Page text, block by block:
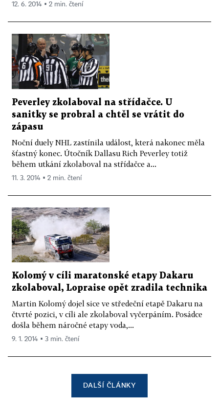
12. 6. 2014 ▪ 2 min. čtení
Peverley zkolaboval na střídačce. U
sanitky se probral a chtěl se vrátit do
zápasu
Noční duely NHL zastínila událost, která nakonec měla
šťastný konec. Útočník Dallasu Rich Peverley totiž
během utkání zkolaboval na střídačce a...
11. 3. 2014 ▪ 2 min. čtení
Kolomý v cíli maratonské etapy Dakaru
zkolaboval, Lopraise opět zradila technika
Martin Kolomý dojel sice ve středeční etapě Dakaru na
čtvrté pozici, v cíli ale zkolaboval vyčerpáním. Posádce
došla během náročné etapy voda,...
9. 1. 2014 ▪ 3 min. čtení
DALŠÍ ČLÁNKY